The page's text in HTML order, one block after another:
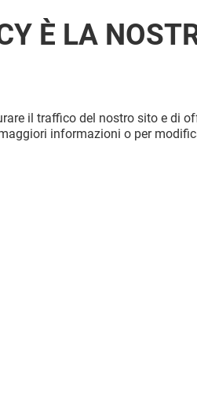
È LA
il traffico del nostro sito e di
informazioni o per